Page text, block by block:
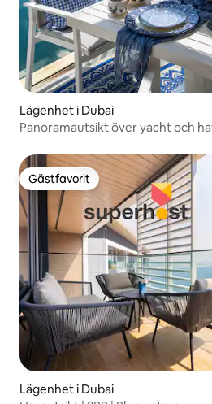
Lägenhet i Dubai
Panoramautsikt över yacht och
Gästfavorit
Gästfavorit
Lägenhet i Dubai